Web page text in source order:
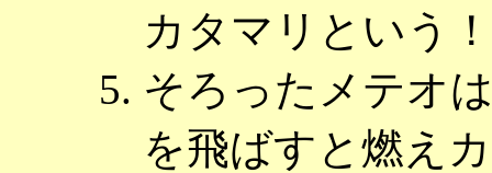
カタマリという！
そろったメテオ
を飛ばすと燃え